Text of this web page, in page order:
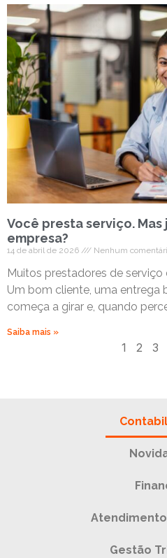
Você presta serviço.
empresa?
14 de abril de 2026 Nenhum
Muitos prestadores de
Um bom cliente, uma entrega
começa a girar e, quando
Saiba mais »
1 2 3
Gestão